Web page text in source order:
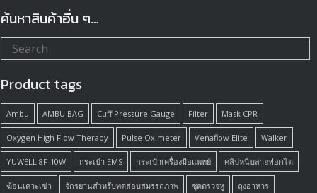
ค้นหาสินค้าอื่น ๆ…
Product tags
Ambu AMBU BAG Cuff Pressure Gauge Filter Mask CPR
Oxygen High Flow Therapy Pulse Oximeter Venaflow Elite Walker
YUWELL 8F-10W กระเป๋า EMS กระเป๋าเครื่องมือแพทย์ คลิปหนีบสายฟอกไต
ฆ้อนเคาะเข่า จักรยานสำหรับทดสอบสมรรถภาพ ชุดตรวจหู ถุงอาหาร